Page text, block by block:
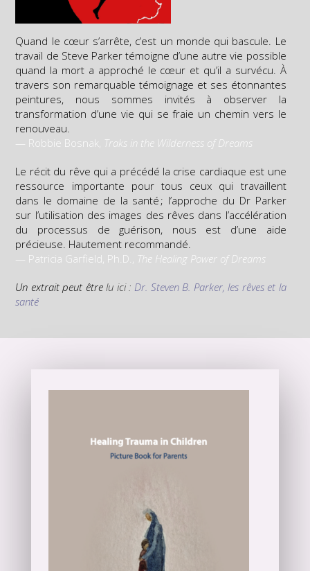
Quand le cœur s’arrête, c’est un monde qui bascule. Le
travail de Steve Parker témoigne d’une autre vie possible
quand la mort a approché le cœur et qu’il a survécu. À
travers son remarquable témoignage et ses étonnantes
peintures, nous sommes invités à observer la
transformation d’une vie qui se fraie un chemin vers le
renouveau.
— Robbie Bosnak, Traks in the Wilderness of Dreams
Le récit du rêve qui a précédé la crise cardiaque est une
ressource importante pour tous ceux qui travaillent
dans le domaine de la santé ; l’approche du Dr Parker
sur l’utilisation des images des rêves dans l’accélération
du processus de guérison, nous est d’une aide
précieuse. Hautement recommandé.
— Patricia Garfield, Ph.D., The Healing Power of Dreams
Un extrait peut êtrelu ici : Dr. Steven B. Parker, les rêves et la
santé